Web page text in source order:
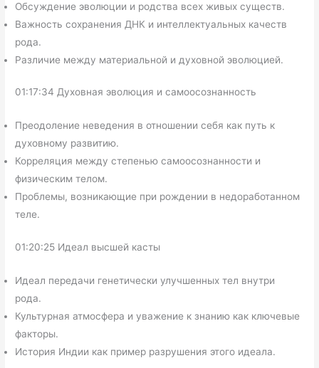
Обсуждение эволюции и родства всех живых существ.
Важность сохранения ДНК и интеллектуальных качеств
рода.
Различие между материальной и духовной эволюцией.
01:17:34 Духовная эволюция и самоосознанность
Преодоление неведения в отношении себя как путь к
духовному развитию.
Корреляция между степенью самоосознанности и
физическим телом.
Проблемы, возникающие при рождении в недоработанном
теле.
01:20:25 Идеал высшей касты
Идеал передачи генетически улучшенных тел внутри
рода.
Культурная атмосфера и уважение к знанию как ключевые
факторы.
История Индии как пример разрушения этого идеала.